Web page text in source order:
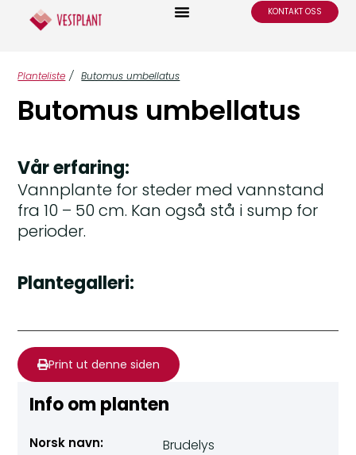
KONTAKT OSS
Planteliste / Butomus umbellatus
Butomus umbellatus
Vår erfaring:
Vannplante for steder med vannstand
fra 10 – 50 cm. Kan også stå i sump for
perioder.
Plantegalleri:
Print ut denne siden
Info om planten
Norsk navn: Brudelys